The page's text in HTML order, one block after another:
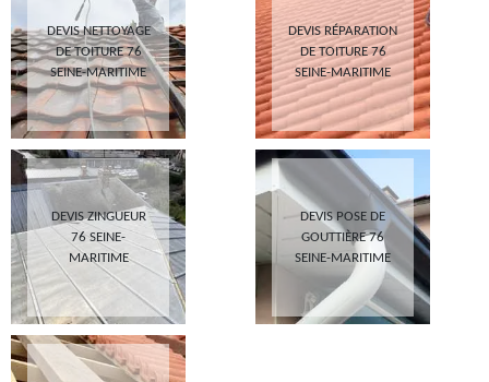
DEVIS NETTOYAGE
DE TOITURE 76
SEINE-MARITIME
DEVIS RÉPARATION
DE TOITURE 76
SEINE-MARITIME
DEVIS ZINGUEUR
76 SEINE-
MARITIME
DEVIS POSE DE
GOUTTIÈRE 76
SEINE-MARITIME